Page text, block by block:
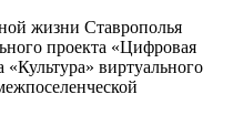
жизни Ставрополья
проекта «Цифровая
«Культура» виртуального